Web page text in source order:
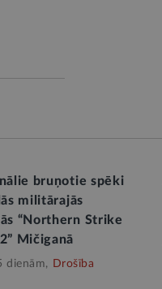
bruņotie spēki
militārajās
“Northern Strike
Mičiganā
dienām, Drošība